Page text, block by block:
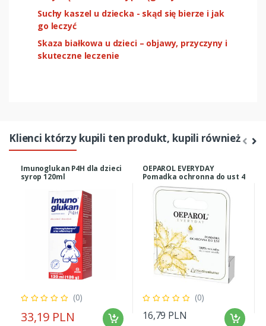
Suchy kaszel u dziecka - skąd się bierze i jak
go leczyć
Skaza białkowa u dzieci – objawy, przyczyny i
skuteczne leczenie
Klienci którzy kupili ten produkt, kupili również
Imunoglukan P4H dla dzieci
syrop 120ml
(0)
33,19 PLN
OEPAROL EVERYDAY
Pomadka ochronna do ust 4
(0)
16,79 PLN